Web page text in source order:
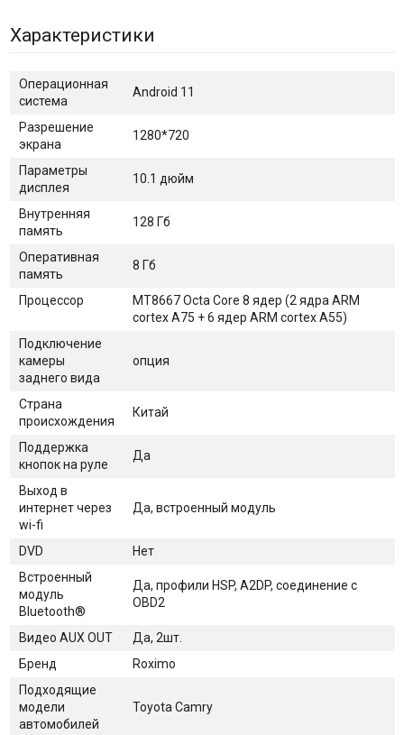
Характеристики
Операционная
система
Android 11
Разрешение
экрана
1280*720
Параметры
дисплея
10.1 дюйм
Внутренняя
память
128 Гб
Оперативная
память
8 Гб
Процессор
MT8667 Octa Core 8 ядер (2 ядра ARM
cortex A75 + 6 ядер ARM cortex A55)
Подключение
камеры
заднего вида
опция
Страна
происхождения
Китай
Поддержка
кнопок на руле
Да
Выход в
интернет через
wi-fi
Да, встроенный модуль
DVD
Нет
Встроенный
модуль
Bluetooth®
Да, профили HSP, A2DP, соединение с
OBD2
Видео AUX OUT
Да, 2шт.
Бренд
Roximo
Подходящие
модели
автомобилей
Toyota Camry